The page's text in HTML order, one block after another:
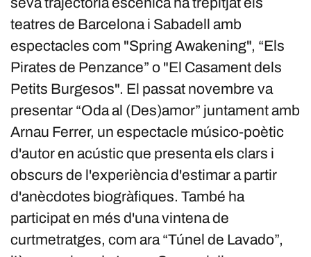
teatres de Barcelona i Sabadell amb
espectacles com "Spring Awakening", “Els
Pirates de Penzance” o "El Casament dels
Petits Burgesos". El passat novembre va
presentar “Oda al (Des)amor” juntament amb
Arnau Ferrer, un espectacle músico-poètic
d'autor en acústic que presenta els clars i
obscurs de l'experiència d'estimar a partir
d'anècdotes biogràfiques. També ha
participat en més d'una vintena de
curtmetratges, com ara “Túnel de Lavado”,